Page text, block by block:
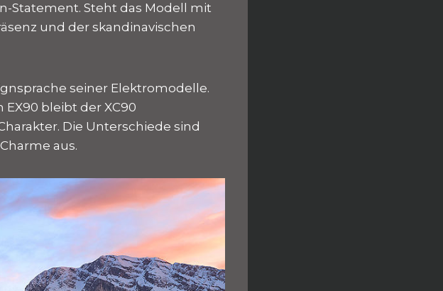
Statement. Steht das Modell mit
und der skandinavischen
seiner Elektromodelle.
bleibt der XC90
Die Unterschiede sind
aus.